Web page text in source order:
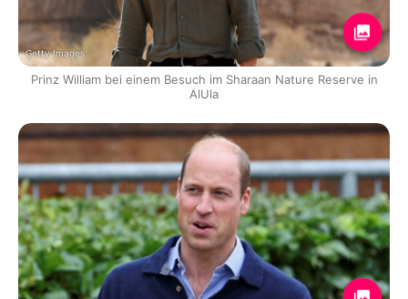
Getty Images
Prinz William bei einem Besuch im Sharaan Nature Reserve in
AlUla